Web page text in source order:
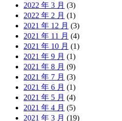
2022 年 3 月 (3)
2022 年 2 月 (1)
2021 年 12 月 (3)
2021 年 11 月 (4)
2021 年 10 月 (1)
2021 年 9 月 (1)
2021 年 8 月 (9)
2021 年 7 月 (3)
2021 年 6 月 (1)
2021 年 5 月 (4)
2021 年 4 月 (5)
2021 年 3 月 (19)